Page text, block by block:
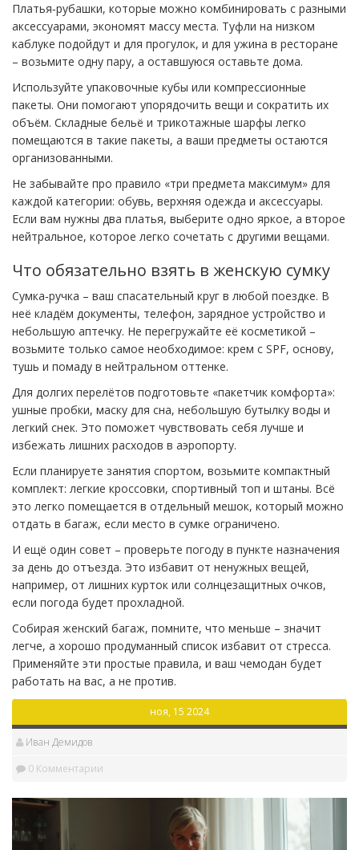
Платья‑рубашки, которые можно комбинировать с разными
аксессуарами, экономят массу места. Туфли на низком
каблуке подойдут и для прогулок, и для ужина в ресторане
– возьмите одну пару, а оставшуюся оставьте дома.
Используйте упаковочные кубы или компрессионные
пакеты. Они помогают упорядочить вещи и сократить их
объём. Складные бельё и трикотажные шарфы легко
помещаются в такие пакеты, а ваши предметы остаются
организованными.
Не забывайте про правило «три предмета максимум» для
каждой категории: обувь, верхняя одежда и аксессуары.
Если вам нужны два платья, выберите одно яркое, а второе
нейтральное, которое легко сочетать с другими вещами.
Что обязательно взять в женскую сумку
Сумка‑ручка – ваш спасательный круг в любой поездке. В
неё кладём документы, телефон, зарядное устройство и
небольшую аптечку. Не перегружайте её косметикой –
возьмите только самое необходимое: крем с SPF, основу,
тушь и помаду в нейтральном оттенке.
Для долгих перелётов подготовьте «пакетчик комфорта»:
ушные пробки, маску для сна, небольшую бутылку воды и
легкий снек. Это поможет чувствовать себя лучше и
избежать лишних расходов в аэропорту.
Если планируете занятия спортом, возьмите компактный
комплект: легкие кроссовки, спортивный топ и штаны. Всё
это легко помещается в отдельный мешок, который можно
отдать в багаж, если место в сумке ограничено.
И ещё один совет – проверьте погоду в пункте назначения
за день до отъезда. Это избавит от ненужных вещей,
например, от лишних курток или солнцезащитных очков,
если погода будет прохладной.
Собирая женский багаж, помните, что меньше – значит
легче, а хорошо продуманный список избавит от стресса.
Применяйте эти простые правила, и ваш чемодан будет
работать на вас, а не против.
ноя, 15 2024
Иван Демидов
0 Комментарии